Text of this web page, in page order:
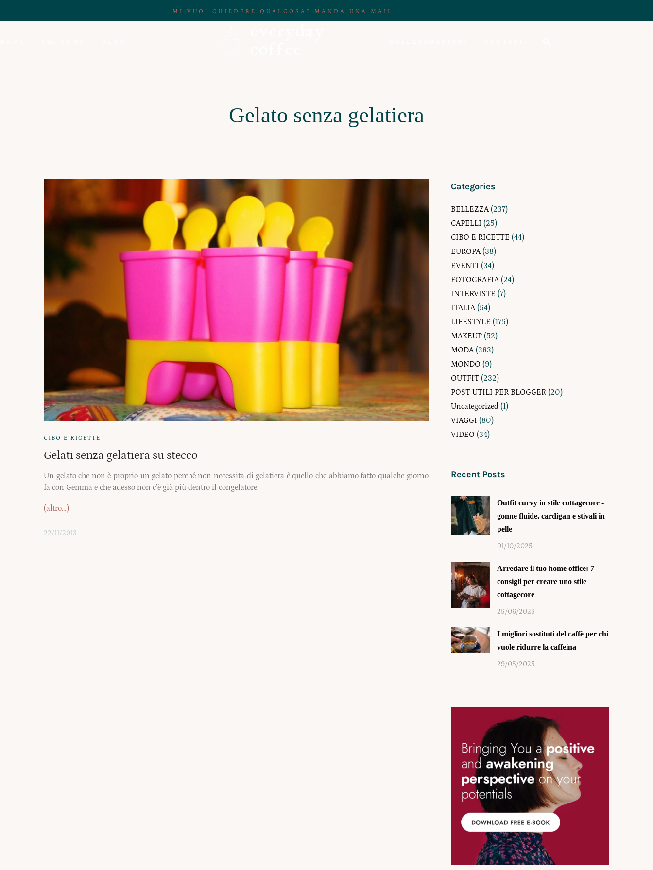
MI VUOI CHIEDERE QUALCOSA? MANDA UNA MAIL
Gelato senza gelatiera
CIBO E RICETTE
Gelati senza gelatiera su stecco
Un gelato che non è proprio un gelato perché non necessita di gelatiera è quello che abbiamo fatto qualche giorno
fa con Gemma e che adesso non c’è già più dentro il congelatore.
(altro…)
22/11/2013
Categories
BELLEZZA(237)
CAPELLI (25)
CIBO E RICETTE (44)
EUROPA(38)
EVENTI (34)
FOTOGRAFIA(24)
INTERVISTE (7)
ITALIA(54)
LIFESTYLE (175)
MAKEUP (52)
MODA(383)
MONDO (9)
OUTFIT (232)
POST UTILI PER BLOGGER (20)
Uncategorized (1)
VIAGGI (80)
VIDEO (34)
Recent Posts
Outfit curvy in stile cottagecore -
gonne fluide, cardigan e stivali in
pelle
01/10/2025
Arredare il tuo home office: 7
consigli per creare uno stile
cottagecore
25/06/2025
I migliori sostituti del caffè per chi
vuole ridurre la caffeina
29/05/2025